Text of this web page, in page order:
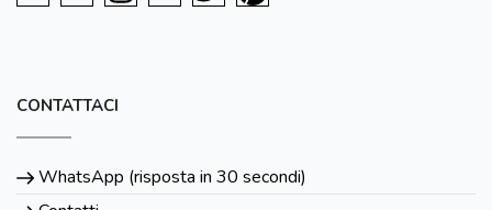
CONTATTACI
WhatsApp (risposta in 30 secondi)